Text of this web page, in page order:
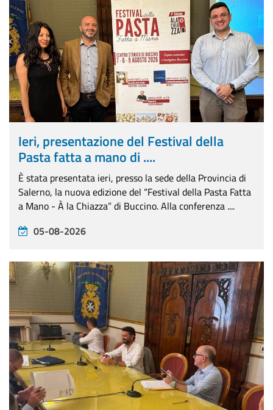
Ieri, presentazione del Festival della
Pasta fatta a mano di ....
È stata presentata ieri, presso la sede della Provincia di
Salerno, la nuova edizione del “Festival della Pasta Fatta
a Mano - À la Chiazza” di Buccino. Alla conferenza ....
05-08-2026